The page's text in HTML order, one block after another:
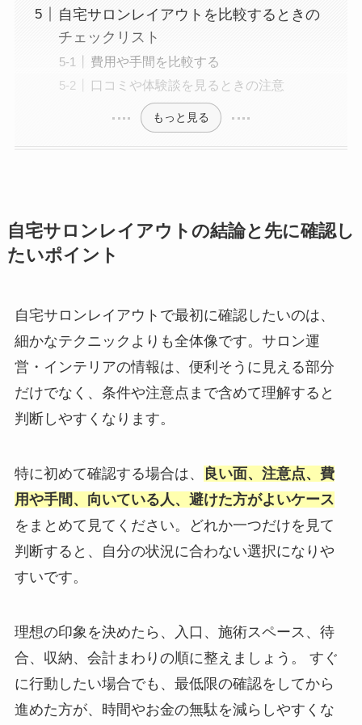
自宅サロンレイアウトを比較するときの
チェックリスト
費用や手間を比較する
口コミや体験談を見るときの注意
もっと見る
自宅サロンレイアウトの結論と先に確認し
たいポイント
自宅サロンレイアウトで最初に確認したいのは、
細かなテクニックよりも全体像です。サロン運
営・インテリアの情報は、便利そうに見える部分
だけでなく、条件や注意点まで含めて理解すると
判断しやすくなります。
特に初めて確認する場合は、
良い面、注意点、費
用や手間、向いている人、避けた方がよいケース
をまとめて見てください。どれか一つだけを見て
判断すると、自分の状況に合わない選択になりや
すいです。
理想の印象を決めたら、入口、施術スペース、待
合、収納、会計まわりの順に整えましょう。 すぐ
に行動したい場合でも、最低限の確認をしてから
進めた方が、時間やお金の無駄を減らしやすくな